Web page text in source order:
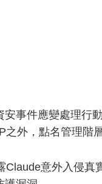
安事件應變處理行
之外，點名管理階